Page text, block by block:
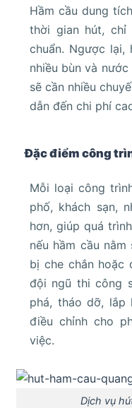
Hầm cầu dung
thời gian hút,
chuẩn. Ngược lại,
nhiều bùn và
sẽ cần nhiều
dẫn đến chi phí
Đặc điểm công
Mỗi loại công
phố, khách sạn,
hơn, giúp quá
nếu hầm cầu
bị che chắn hoặc
đội ngũ thi công
phá, tháo dỡ,
điều chỉnh cho
việc.
Dịch vụ